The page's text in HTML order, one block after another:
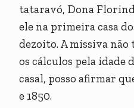
tataravó, Dona
ele na primeira casa
dezoito. A missiva não
os cálculos pela idade
casal, posso afirmar
e 1850.